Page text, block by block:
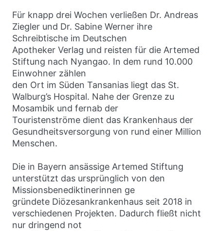
Für knapp drei Wochen verließen Dr. Andreas
Ziegler und Dr. Sabine Werner ihre
Schreibtische im Deutschen
Apotheker Verlag und reisten für die Artemed
Stiftung nach Nyangao. In dem rund 10.000
Einwohner zählen
den Ort im Süden Tansanias liegt das St.
Walburg’s Hospital. Nahe der Grenze zu
Mosambik und fernab der
Touristenströme dient das Krankenhaus der
Gesundheitsversorgung von rund einer Million
Menschen.
Die in Bayern ansässige Artemed Stiftung
unterstützt das ursprünglich von den
Missionsbenediktinerinnen ge
gründete Diözesankrankenhaus seit 2018 in
verschiedenen Projekten. Dadurch fließt nicht
nur dringend not